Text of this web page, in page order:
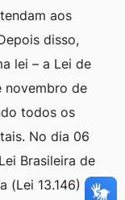
aos
disso,
lei – a Lei de
novembro de
todos os
No dia 06
Brasileira de
(Lei 13.146)